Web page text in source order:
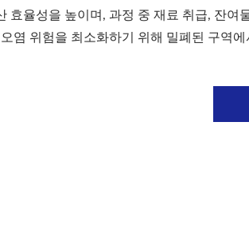
효율성을 높이며, 과정 중 재료 취급, 잔여
염 위험을 최소화하기 위해 밀폐된 구역